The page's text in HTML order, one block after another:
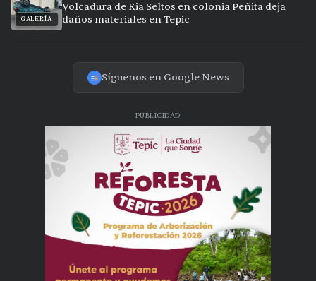
GALERÍA
Volcadura de Kia Seltos en colonia Peñita deja
daños materiales en Tepic
Síguenos en Google News
PUBLICIDAD